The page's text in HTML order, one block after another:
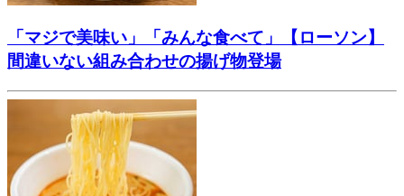
「マジで美味い」「みんな食べて」【ローソン】
間違いない組み合わせの揚げ物登場